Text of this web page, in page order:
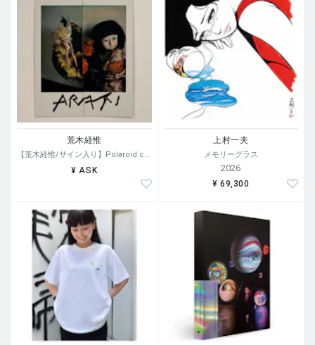
荒木経惟
【荒木経惟/サイン入り】Polaroid collage
¥ ASK
上村一夫
メモリーグラス
2026
¥ 69,300